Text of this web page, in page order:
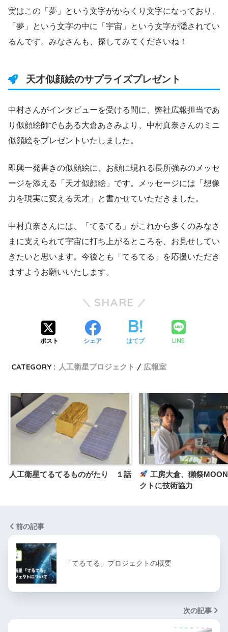
実はこの「夢」という文字がからくり文字になっており、
「夢」という文字の中に「宇宙」という文字が隠されてい
るんです。みなさんも、探してみてくださいね！
天才似顔絵のサプライズプレゼント
中村さんがインタビューを受ける間に、弊社広報担当であ
り似顔絵師でもある大倉あさみより、中村真奈さんのミニ
似顔絵をプレゼントいたしました。
即興一発書きの似顔絵に、お顔に現れる長所強みのメッセ
ージを添える「天才似顔絵」です。メッセージには「想像
力を現実に変える天才」と書かせていただきました。
中村真奈さんには、「てるてる」がこれから多くのみなさ
まに支えられて宇宙に打ち上がるところを、お見せしてい
きたいと思います。今後とも「てるてる」を応援いただき
ますようお願いいたします。
SHARE
ポスト シェア はてブ LINE
CATEGORY : 人工衛星プロジェクト 広報室
人工衛星てるてるものがたり １話
工房大倉、獺祭
クトに技術協力
前の記事
「てるてる」プロジェクトの概要
次の記事